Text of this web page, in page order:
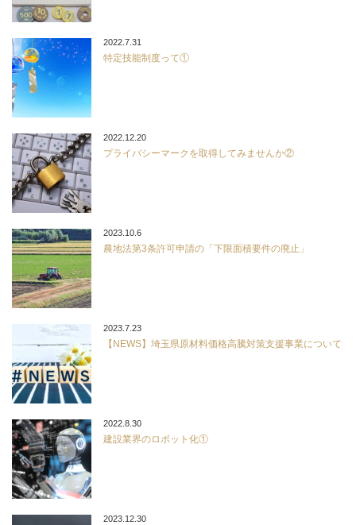
2022.7.31
特定技能制度って①
2022.12.20
プライバシーマークを取得してみませんか②
2023.10.6
農地法第3条許可申請の「下限面積要件の廃止」
2023.7.23
【NEWS】埼玉県原材料価格高騰対策支援事業について
2022.8.30
建設業界のロボット化①
2023.12.30